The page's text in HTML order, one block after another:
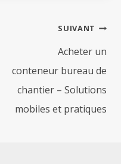
SUIVANT
Acheter un
conteneur bureau de
chantier – Solutions
mobiles et pratiques